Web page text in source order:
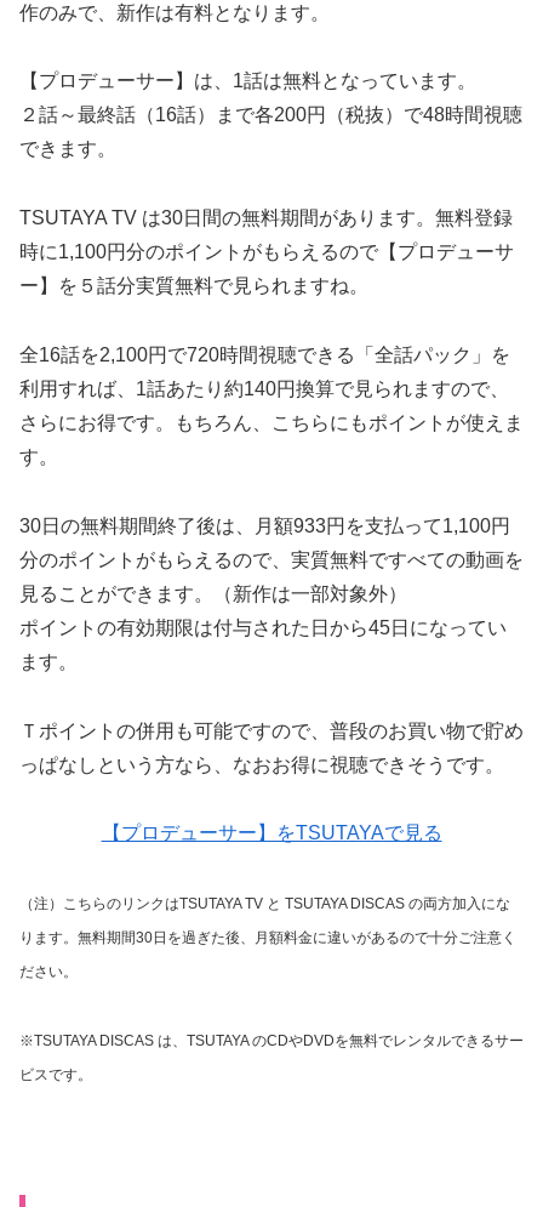
作のみで、新作は有料となります。
【プロデューサー】は、1話は無料となっています。
２話～最終話（16話）まで各200円（税抜）で48時間視聴
できます。
TSUTAYA TV は30日間の無料期間があります。無料登録
時に1,100円分のポイントがもらえるので【プロデューサ
ー】を５話分実質無料で見られますね。
全16話を2,100円で720時間視聴できる「全話パック」を
利用すれば、1話あたり約140円換算で見られますので、
さらにお得です。もちろん、こちらにもポイントが使えま
す。
30日の無料期間終了後は、月額933円を支払って1,100円
分のポイントがもらえるので、実質無料ですべての動画を
見ることができます。（新作は一部対象外）
ポイントの有効期限は付与された日から45日になってい
ます。
Ｔポイントの併用も可能ですので、普段のお買い物で貯め
っぱなしという方なら、なおお得に視聴できそうです。
【プロデューサー】をTSUTAYAで見る
（注）こちらのリンクはTSUTAYA TV と TSUTAYA DISCAS の両方加入にな
ります。無料期間30日を過ぎた後、月額料金に違いがあるので十分ご注意く
ださい。
※TSUTAYA DISCAS は、TSUTAYA のCDやDVDを無料でレンタルできるサー
ビスです。